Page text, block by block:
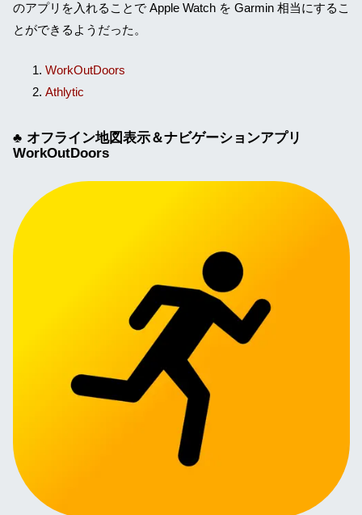
のアプリを入れることで Apple Watch を Garmin 相当にするこ
とができるようだった。
WorkOutDoors
Athlytic
オフライン地図表示＆ナビゲーションアプリ
WorkOutDoors